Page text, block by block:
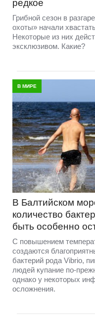
редкое
Грибной сезон в
охоты» начали
Некоторые из них
эксклюзивом. Какие?
В МИРЕ
В Балтийском
количество
быть особенно
С повышением
создаются
бактерий рода Vibrio,
людей купание по-
однако у некоторых
осложнения.